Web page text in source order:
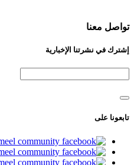
تواصل معنا
إشترك في نشرتنا الإخبارية
تابعونا على